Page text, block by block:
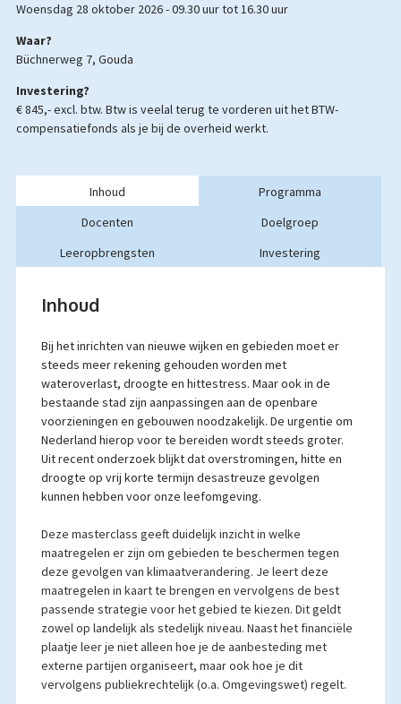
woensdag 28 oktober 2026 -09.30 uurtot16.30 uur
Waar?
Büchnerweg 7, Gouda
Investering?
€ 845,- excl. btw. Btw is veelal terug te vorderen uit het BTW-
compensatiefonds als je bij de overheid werkt.
Inhoud
Programma
Docenten
Doelgroep
Leeropbrengsten
Investering
Inhoud
Bij het inrichten van nieuwe wijken en gebieden moet er
steeds meer rekening gehouden worden met
wateroverlast, droogte en hittestress. Maar ook in de
bestaande stad zijn aanpassingen aan de openbare
voorzieningen en gebouwen noodzakelijk. De urgentie om
Nederland hierop voor te bereiden wordt steeds groter.
Uit recent onderzoek blijkt dat overstromingen, hitte en
droogte op vrij korte termijn desastreuze gevolgen
kunnen hebben voor onze leefomgeving.
Deze masterclass geeft duidelijk inzicht in welke
maatregelen er zijn om gebieden te beschermen tegen
deze gevolgen van klimaatverandering. Je leert deze
maatregelen in kaart te brengen en vervolgens de best
passende strategie voor het gebied te kiezen. Dit geldt
zowel op landelijk als stedelijk niveau. Naast het financiële
plaatje leer je niet alleen hoe je de aanbesteding met
externe partijen organiseert, maar ook hoe je dit
vervolgens publiekrechtelijk (o.a. Omgevingswet) regelt.